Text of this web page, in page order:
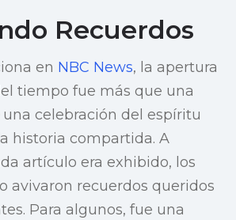
Recuerdos
en NBC News, la apertura
tiempo fue más que una
celebración del espíritu
historia compartida. A
artículo era exhibido, los
avivaron recuerdos queridos
Para algunos, fue una